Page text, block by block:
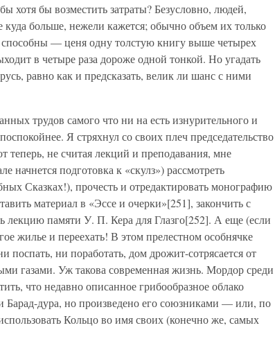
хотя бы возместить затраты? Безусловно, людей,
больше, нежели кажется; обычно объем их только
способны — ценя одну толстую книгу выше четырех
в четыре раза дороже одной тонкой. Но угадать
равно как и предсказать, велик ли шанс с ними
трудов самого что ни на есть изнурительного и
Я стряхнул со своих плеч председательство
теперь, не считая лекций и преподавания, мне
начнется подготовка к «скулз») рассмотреть
Сказках!), прочесть и отредактировать монографию
материал в «Эссе и очерки»[251], закончить с
лекцию памяти У. П. Кера для Глазго[252]. А еще (если
жилье и переехать! В этом прелестном особнячке
поспать, ни поработать, дом дрожит-сотрясается от
газами. Уж такова современная жизнь. Мордор среди
что недавно описанное грибообразное облако
Барад-дура, но произведено его союзниками — или, по
Кольцо во имя своих (конечно же, самых